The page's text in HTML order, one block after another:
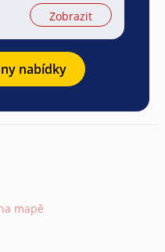
Zobrazit
nabídky
mapě